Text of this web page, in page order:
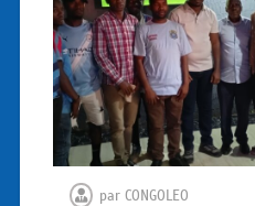
par CONGOLEO